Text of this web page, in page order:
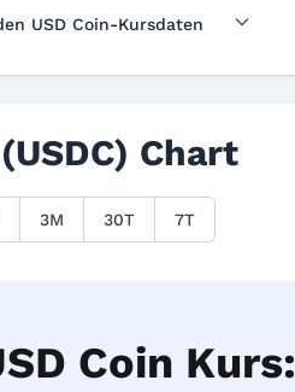
USD Coin-Kursdaten
Chart
3M 30T 7T
Coin Kurs: